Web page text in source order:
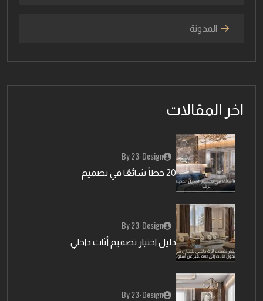
المدونة
اخر المقالات
By 23-Design
20 خطأ شائعًا في تصميم
By 23-Design
دليل اختيار تصميم أثاث داخلي
By 23-Design